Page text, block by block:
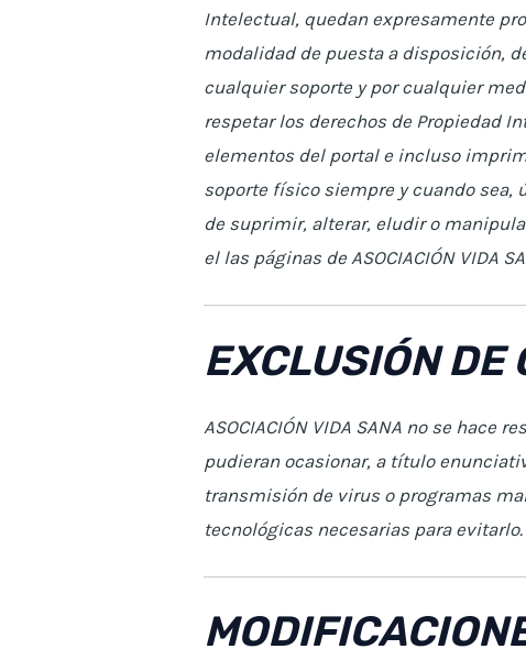
Intelectual, quedan expresamente
modalidad de puesta a disposición,
cualquier soporte y por cualquier
respetar los derechos de Propiedad
elementos del portal e incluso
soporte físico siempre y cuando sea,
de suprimir, alterar, eludir o
el las páginas de ASOCIACIÓN VIDA
EXCLUSIÓN
ASOCIACIÓN VIDA SANA no se
pudieran ocasionar, a título
transmisión de virus o programas
tecnológicas necesarias para evitarlo.